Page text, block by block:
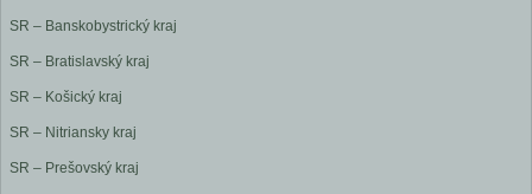
SR – Banskobystrický kraj
SR – Bratislavský kraj
SR – Košický kraj
SR – Nitriansky kraj
SR – Prešovský kraj